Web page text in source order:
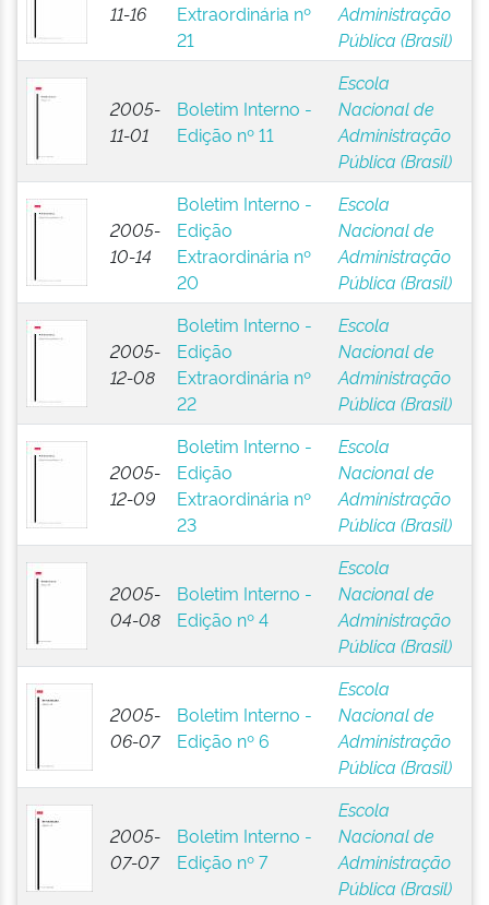
11-16
Extraordinária nº
21
Administração
Pública (Brasil)
2005-
11-01
Boletim Interno -
Edição nº 11
Escola
Nacional de
Administração
Pública (Brasil)
2005-
10-14
Boletim Interno -
Edição
Extraordinária nº
20
Escola
Nacional de
Administração
Pública (Brasil)
2005-
12-08
Boletim Interno -
Edição
Extraordinária nº
22
Escola
Nacional de
Administração
Pública (Brasil)
2005-
12-09
Boletim Interno -
Edição
Extraordinária nº
23
Escola
Nacional de
Administração
Pública (Brasil)
2005-
04-08
Boletim Interno -
Edição nº 4
Escola
Nacional de
Administração
Pública (Brasil)
2005-
06-07
Boletim Interno -
Edição nº 6
Escola
Nacional de
Administração
Pública (Brasil)
2005-
07-07
Boletim Interno -
Edição nº 7
Escola
Nacional de
Administração
Pública (Brasil)